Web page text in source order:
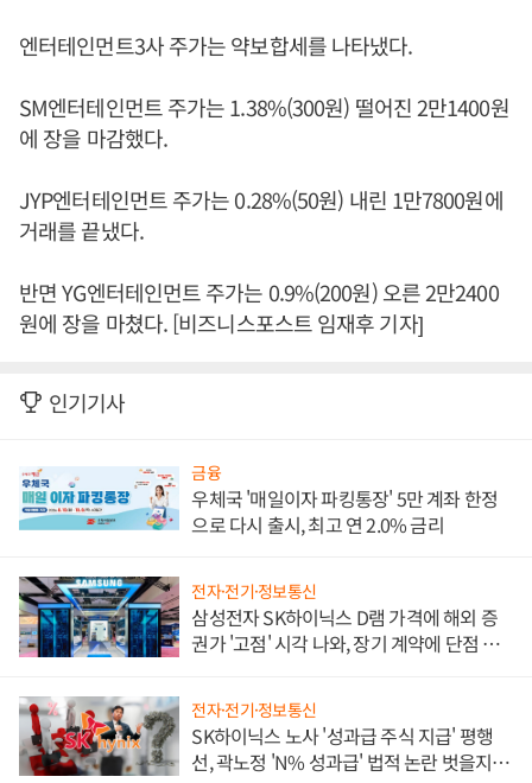
엔터테인먼트3사 주가는 약보합세를 나타냈다.
SM엔터테인먼트 주가는 1.38%(300원) 떨어진 2만1400원
에 장을 마감했다.
JYP엔터테인먼트 주가는 0.28%(50원) 내린 1만7800원에
거래를 끝냈다.
반면 YG엔터테인먼트 주가는 0.9%(200원) 오른 2만2400
원에 장을 마쳤다. [비즈니스포스트 임재후 기자]
인기기사
금융
우체국 '매일이자 파킹통장' 5만 계좌 한정
으로 다시 출시, 최고 연 2.0% 금리
전자·전기·정보통신
삼성전자 SK하이닉스 D램 가격에 해외 증
권가 '고점' 시각 나와, 장기 계약에 단점 부
전자·전기·정보통신
SK하이닉스 노사 '성과급 주식 지급' 평행
선, 곽노정 'N% 성과급' 법적 논란 벗을지 주